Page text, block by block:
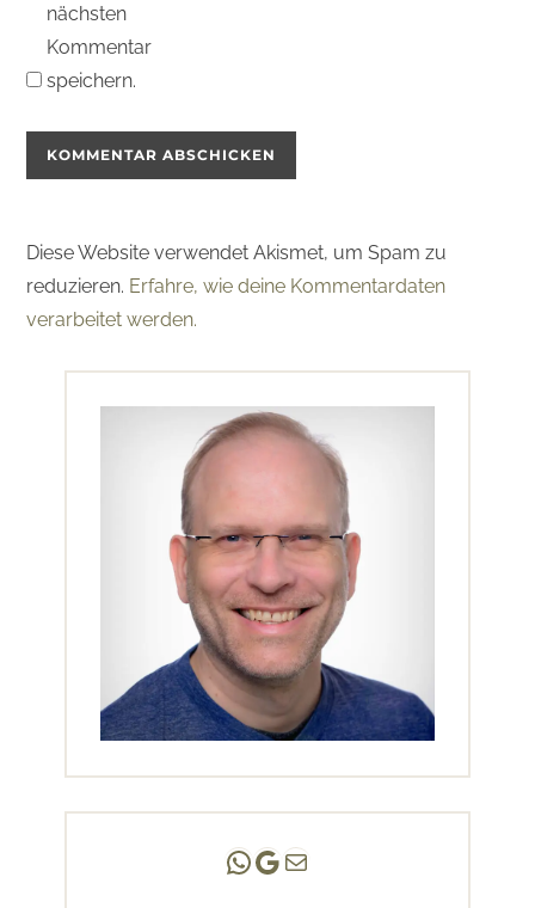
nächsten
Kommentar
speichern.
Diese Website verwendet Akismet, um Spam zu
reduzieren. Erfahre, wie deine Kommentardaten
verarbeitet werden.
Andreas Scholz | (HPP)
Praxis Adlershof
E-Mail an mich ...